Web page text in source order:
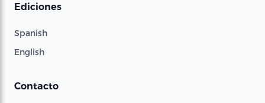
Ediciones
Spanish
English
Contacto